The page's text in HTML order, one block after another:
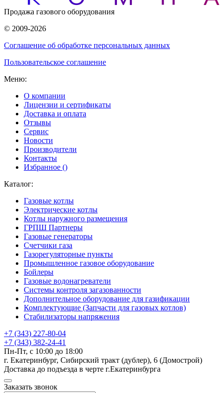
Продажа газового оборудования
© 2009-2026
Соглашение об обработке персональных данных
Пользовательское соглашение
Меню:
О компании
Лицензии и сертификаты
Доставка и оплата
Отзывы
Сервис
Новости
Производители
Контакты
Избранное ()
Каталог:
Газовые котлы
Электрические котлы
Котлы наружного размещения
ГРПШ Партнеры
Газовые генераторы
Счетчики газа
Газорегуляторные пункты
Промышленное газовое оборудование
Бойлеры
Газовые водонагреватели
Системы контроля загазованности
Дополнительное оборудование для газификации
Комплектующие (Запчасти для газовых котлов)
Стабилизаторы напряжения
+7 (343) 227-80-04
+7 (343) 382-24-41
Пн-Пт, с 10:00 до 18:00
г. Екатеринбург, Сибирский тракт (дублер), 6 (Домострой)
Доставка до подъезда в черте г.Екатеринбурга
Заказать звонок